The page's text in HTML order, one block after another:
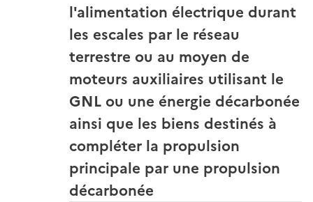
l'alimentation électrique durant
les escales par le réseau
terrestre ou au moyen de
moteurs auxiliaires utilisant le
GNL ou une énergie décarbonée
ainsi que les biens destinés à
compléter la propulsion
principale par une propulsion
décarbonée